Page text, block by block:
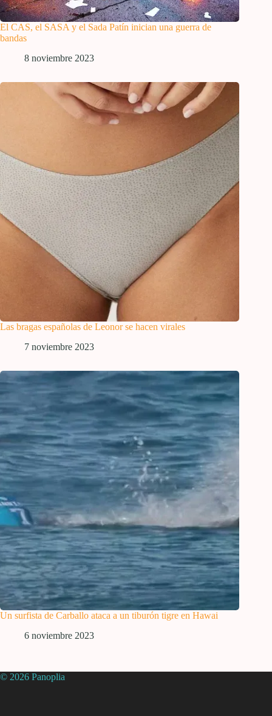
El CAS, el SASA y el Sada Patín inician una guerra de
bandas
8 noviembre 2023
Las bragas españolas de Leonor se hacen virales
7 noviembre 2023
Un surfista de Carballo ataca a un tiburón tigre en Hawai
6 noviembre 2023
© 2026 Panoplia